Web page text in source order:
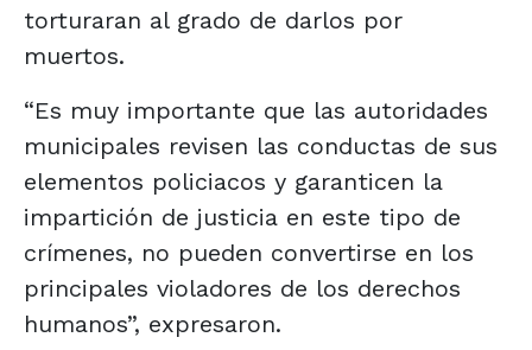
torturaran al grado de darlos por
muertos.
“Es muy importante que las autoridades
municipales revisen las conductas de sus
elementos policiacos y garanticen la
impartición de justicia en este tipo de
crímenes, no pueden convertirse en los
principales violadores de los derechos
humanos”, expresaron.